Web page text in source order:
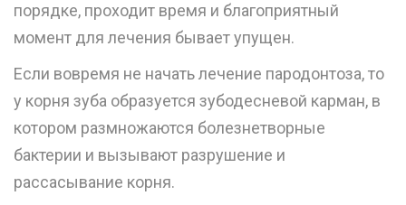
порядке, проходит время и благоприятный
момент для лечения бывает упущен.
Если вовремя не начать лечение пародонтоза, то
у корня зуба образуется зубодесневой карман, в
котором размножаются болезнетворные
бактерии и вызывают разрушение и
рассасывание корня.